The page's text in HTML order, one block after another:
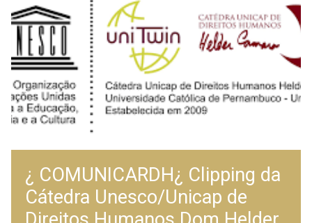
¿ COMUNICARDH¿ Clipping da
Cátedra Unesco/Unicap de